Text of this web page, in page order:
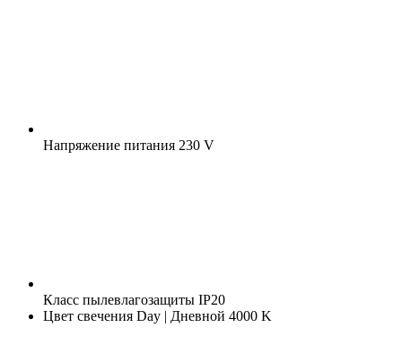
Напряжение питания 230 V
Класс пылевлагозащиты IP20
Цвет свечения Day | Дневной 4000 K